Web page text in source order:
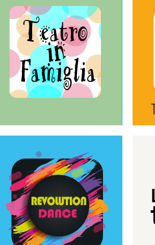
Teatro in famiglia
Teatro In Famiglia è una
rassegna di teatro concepita
per far condividere e godere
del teatro all’intera famiglia.
Continua
Revolution Dance
Rassegna di danza
contemporanea – I Edizione
Continua